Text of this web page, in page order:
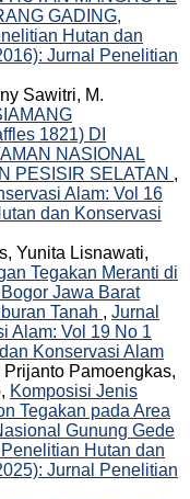
GADING,
Hutan dan
Jurnal Penelitian
Sawitri, M.
1821) DI
NASIONAL
PESISIR SELATAN ,
Alam: Vol 16
dan Konservasi
Yunita Lisnawati,
Tegakan Meranti di
Jawa Barat
Tanah , Jurnal
Alam: Vol 19 No 1
Konservasi Alam
Pamoengkas,
Komposisi Jenis
Tegakan pada Area
Gunung Gede
Hutan dan
Jurnal Penelitian